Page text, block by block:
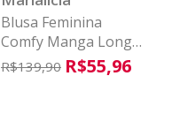
Blusa Feminina
Comfy Manga Longa
Canelada Marialícia
R$139,90 R$55,96